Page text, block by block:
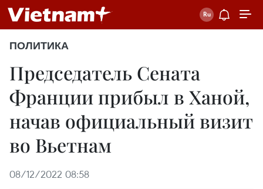
ПОЛИТИКА
Председатель Сената
Франции прибыл в Ханой,
начав официальный визит
во Вьетнам
08/12/2022 08:58